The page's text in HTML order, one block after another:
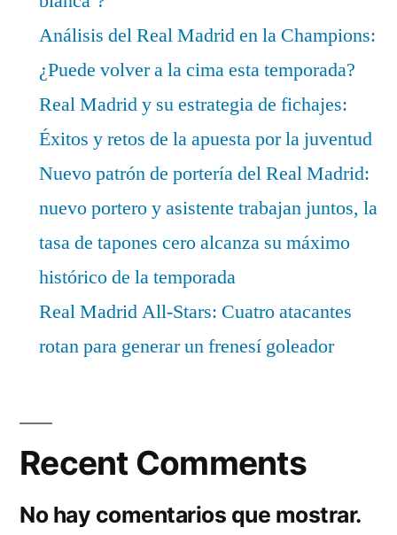
Análisis del Real Madrid en la Champions:
¿Puede volver a la cima esta temporada?
Real Madrid y su estrategia de fichajes:
Éxitos y retos de la apuesta por la juventud
Nuevo patrón de portería del Real Madrid:
nuevo portero y asistente trabajan juntos, la
tasa de tapones cero alcanza su máximo
histórico de la temporada
Real Madrid All-Stars: Cuatro atacantes
rotan para generar un frenesí goleador
Recent Comments
No hay comentarios que mostrar.